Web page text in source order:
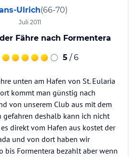
Ulrich(66-70)
Juli 2011
Fähre nach Formentera
5 / 6
unten am Hafen von St. Eularia
kommt man günstig nach
von unserem Club aus mit dem
gefahren deshalb kann ich nicht
direkt vom Hafen aus kostet der
und von dort haben wir
bis Formentera bezahlt aber wenn